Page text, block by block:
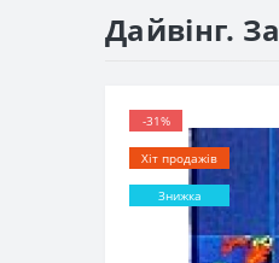
Дайвінг.
-31%
Хіт продажів
Знижка